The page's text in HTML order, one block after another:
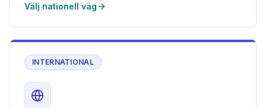
Välj nationell väg
INTERNATIONAL